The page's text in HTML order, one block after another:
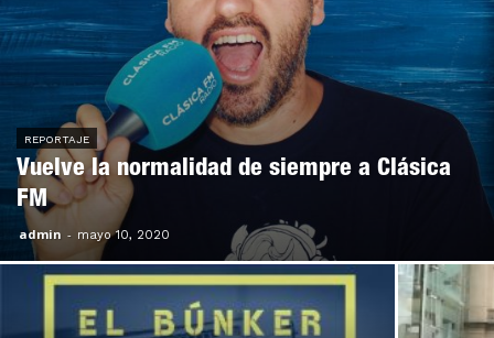
REPORTAJE
Vuelve la normalidad de siempre a Clásica
FM
admin - mayo 10, 2020